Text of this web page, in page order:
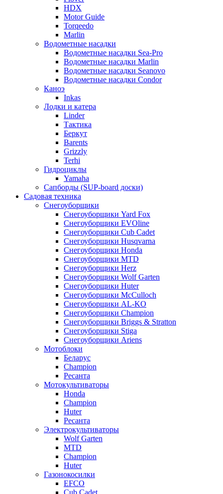
HDX
Motor Guide
Torqeedo
Marlin
Водометные насадки
Водометные насадки Sea-Pro
Водометные насадки Marlin
Водометные насадки Seanovo
Водометные насадки Condor
Каноэ
Inkas
Лодки и катера
Linder
Тактика
Беркут
Barents
Grizzly
Terhi
Гидроциклы
Yamaha
Сапборды (SUP-board доски)
Садовая техника
Снегоуборщики
Снегоуборщики Yard Fox
Снегоуборщики EVOline
Снегоуборщики Cub Cadet
Снегоуборщики Husqvarna
Снегоуборщики Honda
Снегоуборщики MTD
Снегоуборщики Herz
Снегоуборщики Wolf Garten
Снегоуборщики Huter
Снегоуборщики McCulloch
Снегоуборщики AL-KO
Снегоуборщики Champion
Снегоуборщики Briggs & Stratton
Снегоуборщики Stiga
Снегоуборщики Ariens
Мотоблоки
Беларус
Champion
Ресанта
Мотокультиваторы
Honda
Champion
Huter
Ресанта
Электрокультиваторы
Wolf Garten
MTD
Champion
Huter
Газонокосилки
EFCO
Cub Cadet